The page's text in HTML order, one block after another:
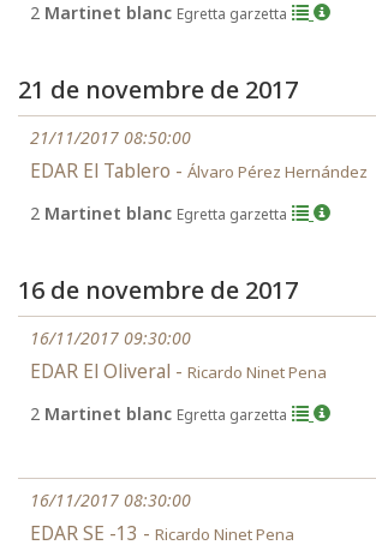
2 Martinet blanc Egretta garzetta
21 de novembre de 2017
21/11/2017 08:50:00
EDAR El Tablero - Álvaro Pérez Hernández
2 Martinet blanc Egretta garzetta
16 de novembre de 2017
16/11/2017 09:30:00
EDAR El Oliveral - Ricardo Ninet Pena
2 Martinet blanc Egretta garzetta
16/11/2017 08:30:00
EDAR SE -13 - Ricardo Ninet Pena